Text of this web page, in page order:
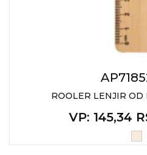
ROOLER LENJIR OD
VP: 145,34